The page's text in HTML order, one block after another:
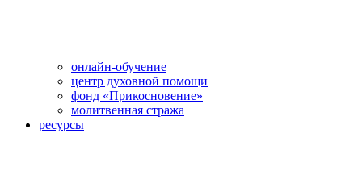
онлайн-обучение
центр духовной помощи
фонд «Прикосновение»
молитвенная стража
ресурсы